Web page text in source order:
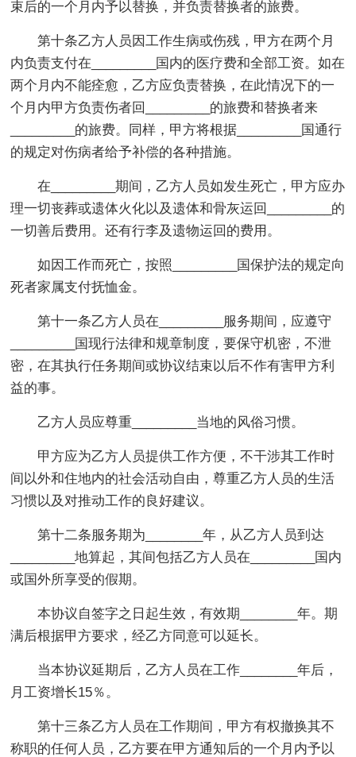
束后的一个月内予以替换，并负责替换者的旅费。
第十条乙方人员因工作生病或伤残，甲方在两个月
内负责支付在_________国内的医疗费和全部工资。如在
两个月内不能痊愈，乙方应负责替换，在此情况下的一
个月内甲方负责伤者回_________的旅费和替换者来
_________的旅费。同样，甲方将根据_________国通行
的规定对伤病者给予补偿的各种措施。
在_________期间，乙方人员如发生死亡，甲方应办
理一切丧葬或遗体火化以及遗体和骨灰运回_________的
一切善后费用。还有行李及遗物运回的费用。
如因工作而死亡，按照_________国保护法的规定向
死者家属支付抚恤金。
第十一条乙方人员在_________服务期间，应遵守
_________国现行法律和规章制度，要保守机密，不泄
密，在其执行任务期间或协议结束以后不作有害甲方利
益的事。
乙方人员应尊重_________当地的风俗习惯。
甲方应为乙方人员提供工作方便，不干涉其工作时
间以外和住地内的社会活动自由，尊重乙方人员的生活
习惯以及对推动工作的良好建议。
第十二条服务期为________年，从乙方人员到达
_________地算起，其间包括乙方人员在_________国内
或国外所享受的假期。
本协议自签字之日起生效，有效期________年。期
满后根据甲方要求，经乙方同意可以延长。
当本协议延期后，乙方人员在工作________年后，
月工资增长15％。
第十三条乙方人员在工作期间，甲方有权撤换其不
称职的任何人员，乙方要在甲方通知后的一个月内予以